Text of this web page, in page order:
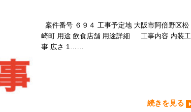
案件番号 ６９４ 工事予定地 大阪市阿倍野区松
崎町 用途 飲食店舗 用途詳細 工事内容 内装工
事 広さ 1……
続きを見る